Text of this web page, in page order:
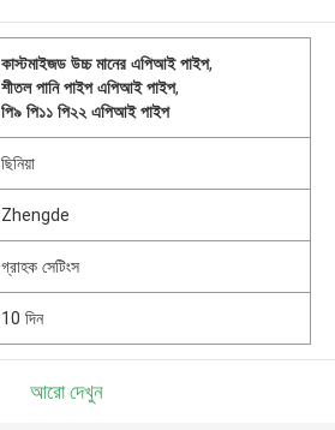
কাস্টমাইজড উচ্চ মানের এপিআই পাইপ,
শীতল পানি পাইপ এপিআই পাইপ,
পি৯ পি১১ পি২২ এপিআই পাইপ
ছিনিয়া
Zhengde
গ্রাহক সেটিংস
10 দিন
আরো দেখুন